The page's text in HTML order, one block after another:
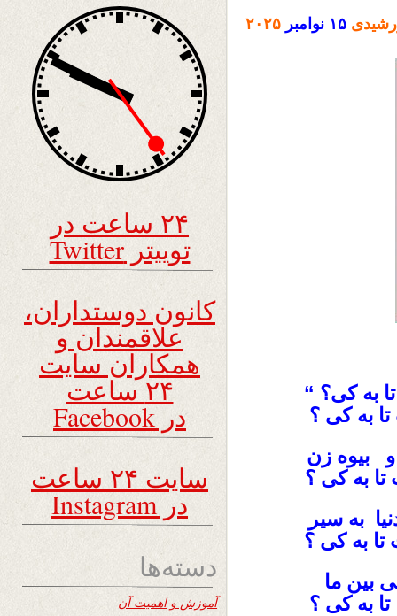
۱۵ نوامبر ۲۰۲۵
به کی؟ “
به کی ؟
بیوه زن
به کی ؟
به سیر
به کی ؟
بین ما
به کی ؟
۲۴ ساعت در
توییتر Twitter
کانون دوستداران،
علاقمندان و
همکاران سایت
۲۴ ساعت
در Facebook
سایت ۲۴ ساعت
در Instagram
دسته‌ها
آموزش و اهمیت آن